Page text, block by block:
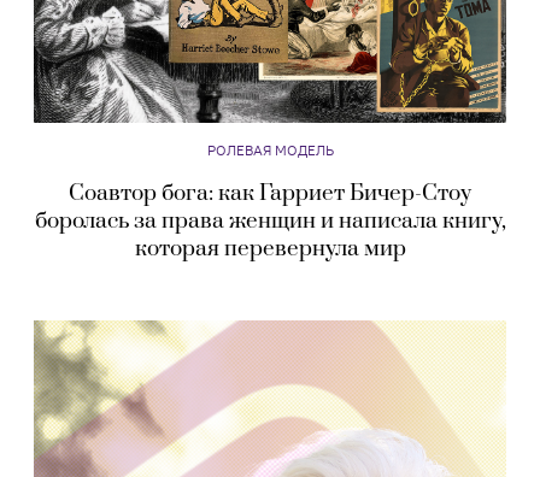
РОЛЕВАЯ МОДЕЛЬ
Соавтор бога: как Гарриет Бичер-Стоу
боролась за права женщин и написала книгу,
которая перевернула мир